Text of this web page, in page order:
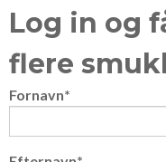
Log in og
flere
Fornavn*